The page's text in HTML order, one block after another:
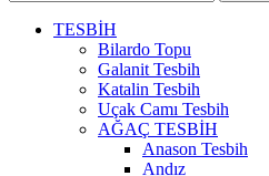
TESBİH
Bilardo Topu
Galanit Tesbih
Katalin Tesbih
Uçak Camı Tesbih
AĞAÇ TESBİH
Anason Tesbih
Andız